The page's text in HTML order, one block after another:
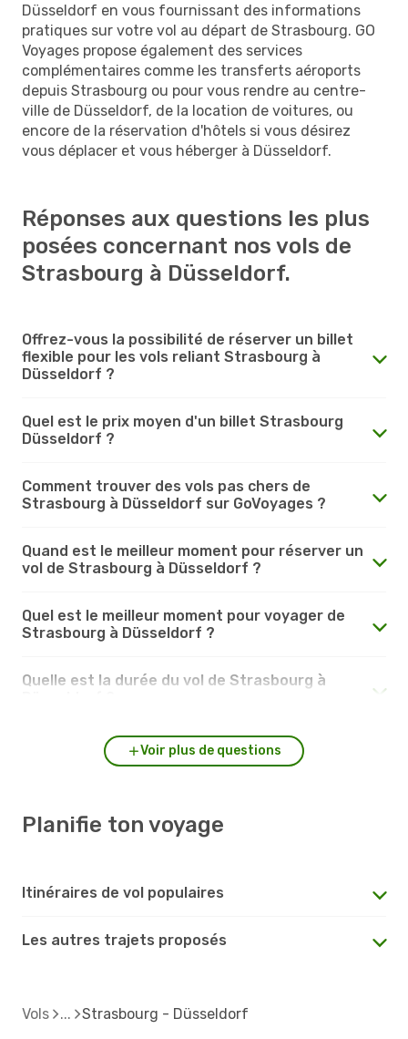
Düsseldorf en vous fournissant des informations
pratiques sur votre vol au départ de Strasbourg. GO
Voyages propose également des services
complémentaires comme les transferts aéroports
depuis Strasbourg ou pour vous rendre au centre-
ville de Düsseldorf, de la location de voitures, ou
encore de la réservation d'hôtels si vous désirez
vous déplacer et vous héberger à Düsseldorf.
Réponses aux questions les plus
posées concernant nos vols de
Strasbourg à Düsseldorf.
Offrez-vous la possibilité de réserver un billet
flexible pour les vols reliant Strasbourg à
Düsseldorf ?
Quel est le prix moyen d'un billet Strasbourg
Düsseldorf ?
Comment trouver des vols pas chers de
Strasbourg à Düsseldorf sur GoVoyages ?
Quand est le meilleur moment pour réserver un
vol de Strasbourg à Düsseldorf ?
Quel est le meilleur moment pour voyager de
Strasbourg à Düsseldorf ?
Quelle est la durée du vol de Strasbourg à
Voir plus de questions
Planifie ton voyage
Itinéraires de vol populaires
Les autres trajets proposés
Vols Strasbourg - Düsseldorf